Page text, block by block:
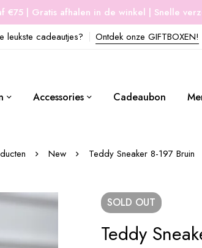
€75 | Gratis afhalen in de winkel | Snelle
leukste cadeautjes? Ontdek onze GIFTBOXEN!
Accessories Cadeaubon
New Teddy Sneaker 8-197 Bruin
SOLD OUT
Teddy